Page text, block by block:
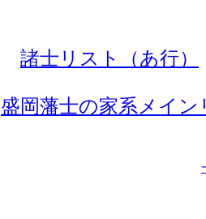
諸士リスト（あ行）
盛岡藩士の家系メイン